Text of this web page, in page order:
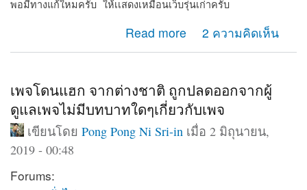
พอมีทางแก้ใหมครับ ให้เเสดงเหมือนเว็บรุ่นเก่าครับ
Read more
about Web shows on computer only 2 ความคิดเห็น
เพจโดนแฮก จากต่างชาติ ถูกปลดออกจากผู้
ดูแลเพจไม่มีบทบาทใดๆเกี่ยวกับเพจ
เขียนโดย Pong Pong Ni Sri-in เมื่อ 2 มิถุนายน,
2019 - 00:48
Forums: